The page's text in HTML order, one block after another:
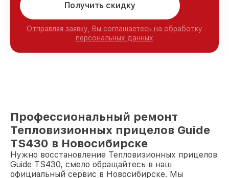
Получить скидку
Отправляя заявку, Вы соглашаетесь на обработку
персональных данных
Профессиональный ремонт
Тепловизионных прицелов Guide
TS430 в Новосибирске
Нужно восстановление Тепловизионных прицелов
Guide TS430, смело обращайтесь в наш
официальный сервис в Новосибирске. Мы